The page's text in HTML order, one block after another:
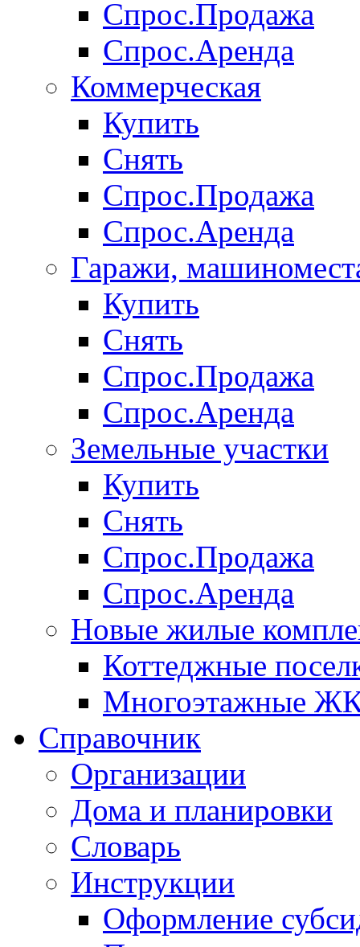
Спрос.Продажа
Спрос.Аренда
Коммерческая
Купить
Снять
Спрос.Продажа
Спрос.Аренда
Гаражи,
Купить
Снять
Спрос.Продажа
Спрос.Аренда
Земельные участки
Купить
Снять
Спрос.Продажа
Спрос.Аренда
Новые жилые
Коттеджные
Многоэтажные
Справочник
Организации
Дома и планировки
Словарь
Инструкции
Оформление